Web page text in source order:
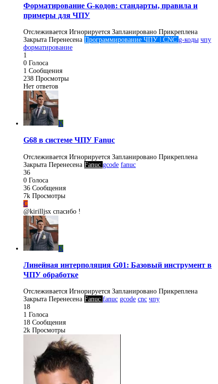
Форматирование G-кодов: стандарты, правила и
примеры для ЧПУ
Отслеживается Игнорируется Запланировано Прикреплена
Закрыта Перенесена Программирование ЧПУ | CNC g-коды чпу
форматирование
1
0 Голоса
1 Сообщения
238 Просмотры
Нет ответов
K
G68 в системе ЧПУ Fanuc
Отслеживается Игнорируется Запланировано Прикреплена
Закрыта Перенесена Fanuc gcode fanuc
36
0 Голоса
36 Сообщения
7k Просмотры
C
@kirilljsx спасибо !
K
Линейная интерполяция G01: Базовый инструмент в
ЧПУ обработке
Отслеживается Игнорируется Запланировано Прикреплена
Закрыта Перенесена Fanuc fanuc gcode cnc чпу
18
1 Голоса
18 Сообщения
2k Просмотры